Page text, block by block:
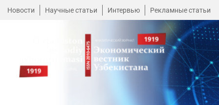
Новости Научные статьи Интервью Рекламные статьи